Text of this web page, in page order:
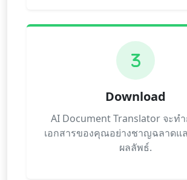
3
Download
AI Document Translator จะท
เอกสารของคุณอย่างชาญฉลาดแ
ผลลัพธ์.